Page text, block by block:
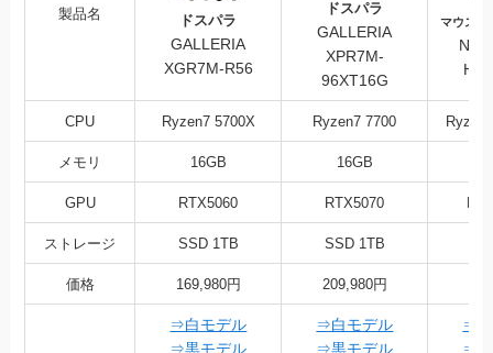
製品名 ドスパラ
GALLERIA
XGR7M-R56
ドスパラ
GALLERIA
XPR7M-
96XT16G
マウスコ
CPU Ryzen7 5700X Ryzen7 7700
メモリ 16GB 16GB
GPU RTX5060 RTX5070
ストレージ SSD 1TB SSD 1TB
価格 169,980円 209,980円
⇒白モデル
⇒黒モデル
⇒白モデル
⇒黒モデル
⇒
⇒